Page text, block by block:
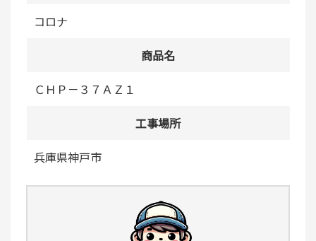
コロナ
商品名
ＣＨＰ－３７ＡＺ１
工事場所
兵庫県神戸市